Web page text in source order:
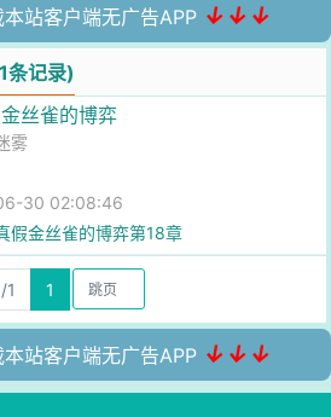
站客户端无广告APP ↓↓↓
条记录)
丝雀的博弈
雾
30 02:08:46
假金丝雀的博弈第18章
1 1
站客户端无广告APP ↓↓↓